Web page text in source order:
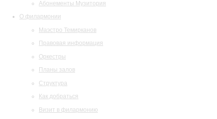
Абонементы Музитория
О филармонии
Маэстро Темирканов
Правовая информация
Оркестры
Планы залов
Структура
Как добраться
Визит в филармонию